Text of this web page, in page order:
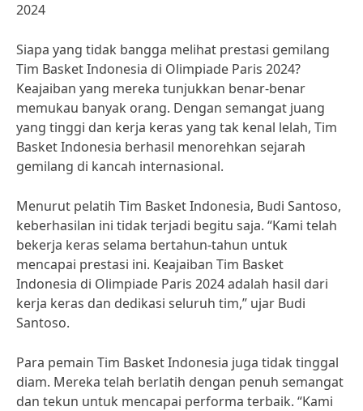
2024
Siapa yang tidak bangga melihat prestasi gemilang
Tim Basket Indonesia di Olimpiade Paris 2024?
Keajaiban yang mereka tunjukkan benar-benar
memukau banyak orang. Dengan semangat juang
yang tinggi dan kerja keras yang tak kenal lelah, Tim
Basket Indonesia berhasil menorehkan sejarah
gemilang di kancah internasional.
Menurut pelatih Tim Basket Indonesia, Budi Santoso,
keberhasilan ini tidak terjadi begitu saja. “Kami telah
bekerja keras selama bertahun-tahun untuk
mencapai prestasi ini. Keajaiban Tim Basket
Indonesia di Olimpiade Paris 2024 adalah hasil dari
kerja keras dan dedikasi seluruh tim,” ujar Budi
Santoso.
Para pemain Tim Basket Indonesia juga tidak tinggal
diam. Mereka telah berlatih dengan penuh semangat
dan tekun untuk mencapai performa terbaik. “Kami